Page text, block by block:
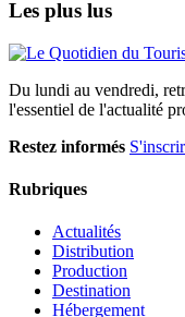
Les plus lus
Du lundi au vendredi,
l'essentiel de l'actualité
Restez informés
Rubriques
Actualités
Distribution
Production
Destination
Hébergement